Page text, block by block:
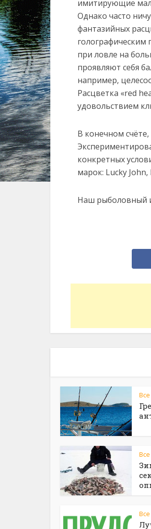
имитирующие
Однако часто
фантазийных
при ловле на
проявляют себя
например,
Расцветка «red
удовольствием
В конечном
конкретных
марок: Lucky
Наш рыболовный